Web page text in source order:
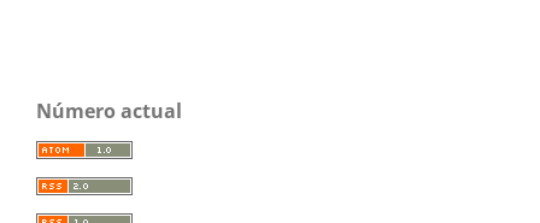
Número actual